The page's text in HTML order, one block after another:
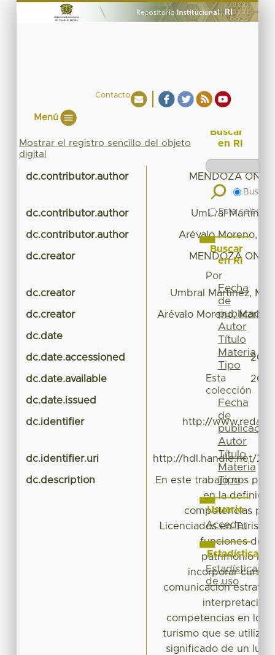
Contacto
Menú
Mostrar el registro sencillo del objeto
digital
dc.contributor.author MENDOZA
dc.contributor.author Umbral Martínez,
dc.contributor.author Arévalo Moreno,
dc.creator
MENDOZA
dc.creator Umbral Martínez,
dc.creator Arévalo Moreno, Marla
dc.date
dc.date.accessioned
dc.date.available
dc.date.issued
dc.identifier
http://
dc.identifier.uri http://hdl.handle.net/
dc.description
En este trabajo nos
en la
competencias
Licenciados en
funciones de
patrimonio
incorporar
comunicación
competencias en los
turismo que se
significado de un
Buscar
en RI
Buscar
Esta
Buscar
en RI
Por
Fecha
de
publicación
Autor
Título
Materia
Tipo
Esta
colección
Fecha
de
publicación
Autor
Título
Materia
Tipo
Usuario
Acceder
Estadísticas
Estadísticas
de uso